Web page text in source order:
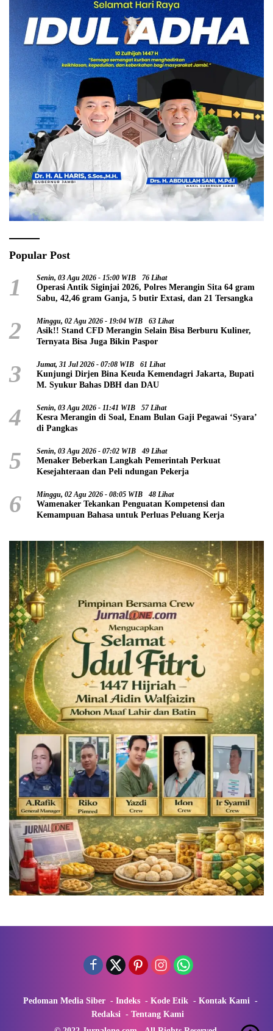
Popular Post
1 Senin, 03 Agu 2026 - 15:00 WIB 76 Lihat
Operasi Antik Siginjai 2026, Polres Merangin Sita 64 gram
Sabu, 42,46 gram Ganja, 5 butir Extasi, dan 21 Tersangka
2 Minggu, 02 Agu 2026 - 19:04 WIB 63 Lihat
Asik!! Stand CFD Merangin Selain Bisa Berburu Kuliner,
Ternyata Bisa Juga Bikin Paspor
3 Jumat, 31 Jul 2026 - 07:08 WIB 61 Lihat
Kunjungi Dirjen Bina Keuda Kemendagri Jakarta, Bupati
M. Syukur Bahas DBH dan DAU
4 Senin, 03 Agu 2026 - 11:41 WIB 57 Lihat
Kesra Merangin di Soal, Enam Bulan Gaji Pegawai ‘Syara’
di Pangkas
5 Senin, 03 Agu 2026 - 07:02 WIB 49 Lihat
Menaker Beberkan Langkah Pemerintah Perkuat
Kesejahteraan dan Peli ndungan Pekerja
6 Minggu, 02 Agu 2026 - 08:05 WIB 48 Lihat
Wamenaker Tekankan Penguatan Kompetensi dan
Kemampuan Bahasa untuk Perluas Peluang Kerja
Pedoman Media Siber Indeks Kode Etik
Kontak Kami
Redaksi
Tentang Kami